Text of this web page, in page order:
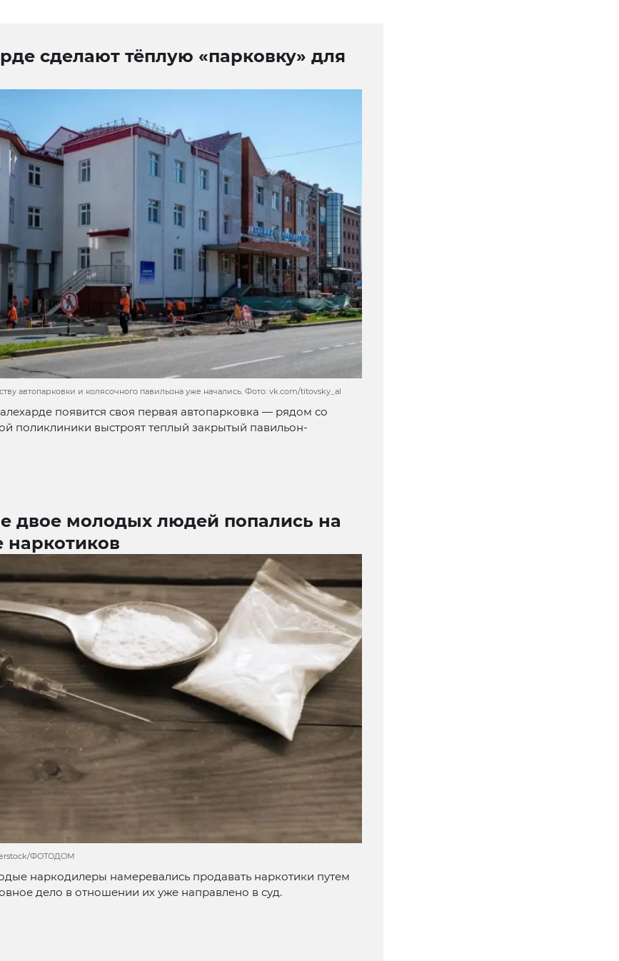
сделают тёплую «парковку» для
автопарковки и колясочного павильона уже начались. Фото: vk.com/titovsky_al
появится своя первая автопарковка — рядом со
поликлиники выстроят теплый закрытый павильон-
двое молодых людей попались на
наркотиков
ФОТОДОМ
наркодилеры намеревались продавать наркотики путем
дело в отношении их уже направлено в суд.